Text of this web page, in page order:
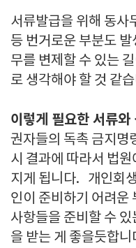
서류발급을 위해 동사
등 번거로운 부분도
무를 변제할 수 있는
로 생각해야 할 것 같
이렇게 필요한 서류
권자들의 독촉 금지명
시 결과에 따라서 법
지게 됩니다. 개인회
인이 준비하기 어려운
사항들을 준비할 수
을 받는 게 좋을듯합니